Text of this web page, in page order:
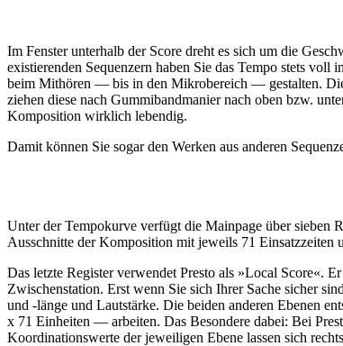
Im Fenster unterhalb der Score dreht es sich um die
existierenden Sequenzern haben Sie das Tempo stets
beim Mithören — bis in den Mikrobereich — gestalten. Die
ziehen diese nach Gummibandmanier nach oben bzw.
Komposition wirklich lebendig.
Damit können Sie sogar den Werken aus anderen
Unter der Tempokurve verfügt die Mainpage über sieben
Ausschnitte der Komposition mit jeweils 71 Einsatzzeiten
Das letzte Register verwendet Presto als »Local Score«.
Zwischenstation. Erst wenn Sie sich Ihrer Sache sicher
und -länge und Lautstärke. Die beiden anderen Ebenen
x 71 Einheiten — arbeiten. Das Besondere dabei: Bei
Koordinationswerte der jeweiligen Ebene lassen sich